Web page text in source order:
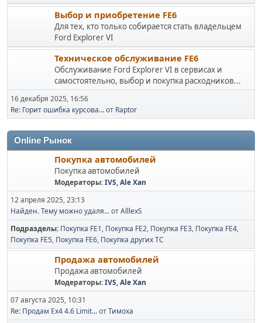
Выбор и приобретение FE6
Для тех, кто только собирается стать владельцем
Ford Explorer VI
Техническое обслуживание FE6
Обслуживание Ford Explorer VI в сервисах и
самостоятельно, выбор и покупка расходников...
16 декабря 2025, 16:56
Re: Горит ошибка курсова...от Raptor
Online Рынок
Покупка автомобилей
Покупка автомобилей
Модераторы:IVS,Ale Xan
12 апреля 2025, 23:13
Найден. Тему можно удаля...отAlllexS
Подразделы Покупка FE1 Покупка FE2 Покупка FE3 Покупка FE4
Покупка FE5 Покупка FE6 Покупка других ТС
Продажа автомобилей
Продажа автомобилей
Модераторы:IVS,Ale Xan
07 августа 2025, 10:31
Re: Продам Ex4 4.6 Limit...отТимоха